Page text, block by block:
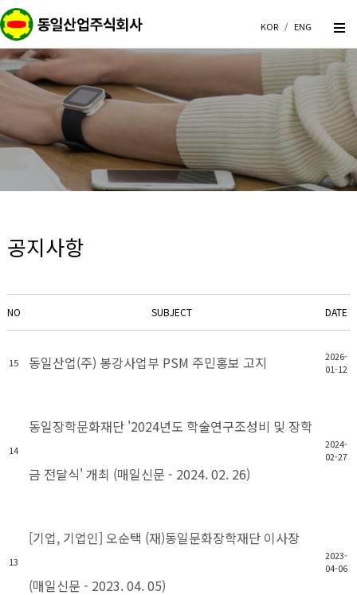
KOR / ENG
공지사항
NO SUBJECT DATE
15 동일산업(주) 봉강사업부 PSM 주민홍보 고지
2026-
01-12
14
동일장학문화재단 '2024년도 학술연구조성비 및 장학
금 전달식' 개최 (매일신문 - 2024. 02. 26)
2024-
02-27
13
[기업, 기업인] 오순택 (재)동일문화장학재단 이사장
(매일신문 - 2023. 04. 05)
2023-
04-06